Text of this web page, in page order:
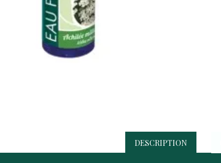
DESCRIPTION